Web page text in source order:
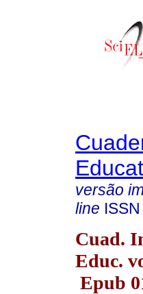
versão
line ISSN
Cuad.
Educ.
Epub